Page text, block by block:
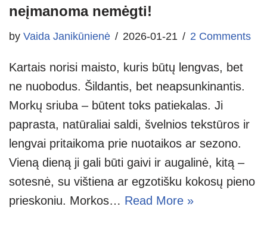
neįmanoma nemėgti!
by Vaida Janikūnienė 2026-01-21 2 Comments
Kartais norisi maisto, kuris būtų lengvas, bet
ne nuobodus. Šildantis, bet neapsunkinantis.
Morkų sriuba – būtent toks patiekalas. Ji
paprasta, natūraliai saldi, švelnios tekstūros ir
lengvai pritaikoma prie nuotaikos ar sezono.
Vieną dieną ji gali būti gaivi ir augalinė, kitą –
sotesnė, su vištiena ar egzotišku kokosų pieno
prieskoniu. Morkos… Read More »